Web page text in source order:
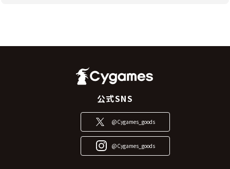
公式SNS
@Cygames_goods
@Cygames_goods